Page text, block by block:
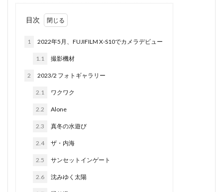
目次
1 2022年5月、FUJIFILM X-S10でカメラデビュー
1.1 撮影機材
2 2023/2 フォトギャラリー
2.1 ワクワク
2.2 Alone
2.3 真冬の水遊び
2.4 ザ・内海
2.5 サンセットインゲート
2.6 沈みゆく太陽